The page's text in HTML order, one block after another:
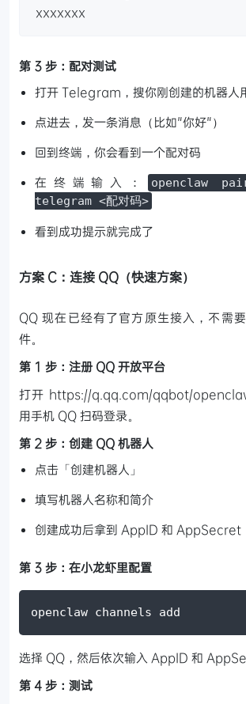
xxxxxxx
第 3 步：配对测试
打开 Telegram，搜你刚创建的机器人
点进去，发一条消息（比如"你好"）
回到终端，你会看到一个配对码
在终端输入：
openclaw
telegram <配对码>
看到成功提示就完成了
方案 C：连接 QQ（快速方案）
QQ 现在已经有了官方原生接入，不需
件。
第 1 步：注册 QQ 开放平台
打开 https://q.qq.com/qqbot/
用手机 QQ 扫码登录。
第 2 步：创建 QQ 机器人
点击「创建机器人」
填写机器人名称和简介
创建成功后拿到 AppID 和 AppSecret
第 3 步：在小龙虾里配置
openclaw channels add
选择 QQ，然后依次输入 AppID 和
第 4 步：测试